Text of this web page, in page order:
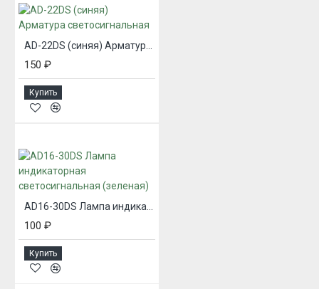
150 ₽
Купить
100 ₽
Купить